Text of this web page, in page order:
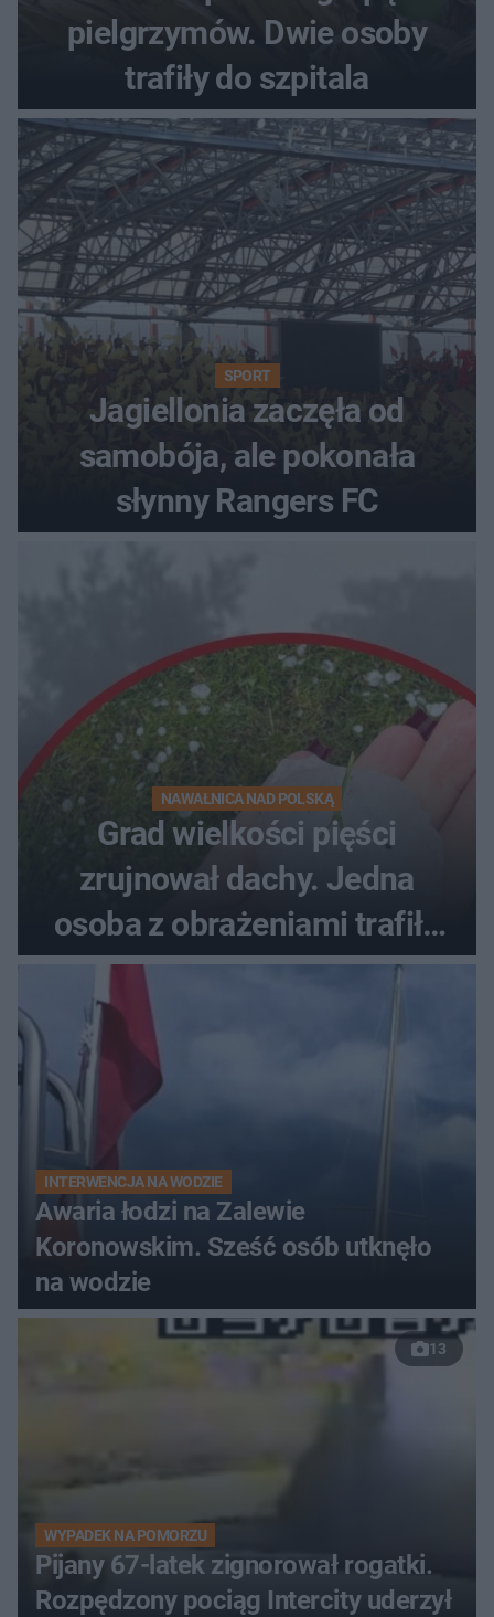
pielgrzymów. Dwie osoby
trafiły do szpitala
SPORT
Jagiellonia zaczęła od
samobója, ale pokonała
słynny Rangers FC
NAWAŁNICA NAD POLSKĄ
Grad wielkości pięści
zrujnował dachy. Jedna
osoba z obrażeniami trafiła
do szpitala
INTERWENCJA NA WODZIE
Awaria łodzi na Zalewie
Koronowskim. Sześć osób utknęło
na wodzie
13
WYPADEK NA POMORZU
Pijany 67-latek zignorował rogatki.
Rozpędzony pociąg Intercity uderzył